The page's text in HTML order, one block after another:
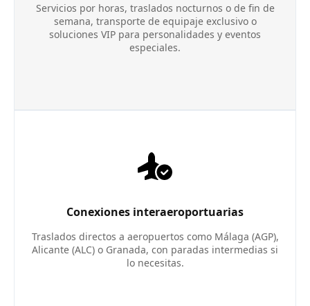
Servicios por horas, traslados nocturnos o de fin de
semana, transporte de equipaje exclusivo o
soluciones VIP para personalidades y eventos
especiales.
Conexiones interaeroportuarias
Traslados directos a aeropuertos como Málaga (AGP),
Alicante (ALC) o Granada, con paradas intermedias si
lo necesitas.